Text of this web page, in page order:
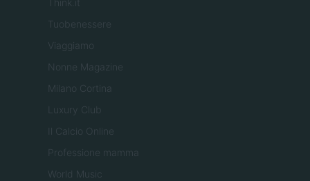
Think.it
Tuobenessere
Viaggiamo
Nonne Magazine
Milano Cortina
Luxury Club
Il Calcio Online
Professione mamma
World Music